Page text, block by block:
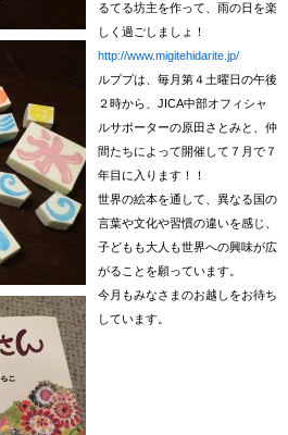
るてる坊主を作って、雨の日を楽
しく過ごしましょ！
http://www.migitehidarite.jp/
ルププは、毎月第４土曜日の午後
２時から、JICA中部オフィシャ
ルサポーターの原田さとみと、仲
間たちによって開催して７月で７
年目に入ります！！
世界の絵本を通して、異なる国の
言葉や文化や習慣の違いを感じ、
子どもも大人も世界への興味が広
がることを願っています。
今月もみなさまのお越しをお待ち
しています。